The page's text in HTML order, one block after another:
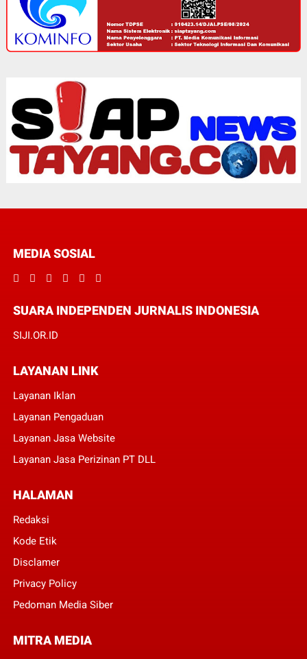
MEDIA SOSIAL
SUARA INDEPENDEN JURNALIS INDONESIA
SIJI.OR.ID
LAYANAN LINK
Layanan Iklan
Layanan Pengaduan
Layanan Jasa Website
Layanan Jasa Perizinan PT DLL
HALAMAN
Redaksi
Kode Etik
Disclamer
Privacy Policy
Pedoman Media Siber
MITRA MEDIA